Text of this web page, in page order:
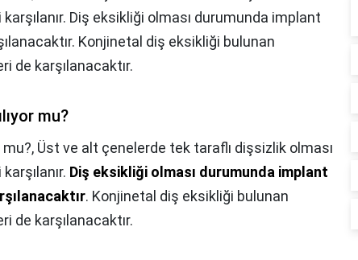
Diş eksikliği olması durumunda implant
Konjinetal diş eksikliği bulunan
de karşılanacaktır.
mu?
Üst ve alt çenelerde tek taraflı dişsizlik olması
Diş eksikliği olması durumunda implant
. Konjinetal diş eksikliği bulunan
de karşılanacaktır.